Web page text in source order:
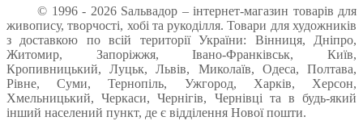
© 1996 - 2026 Sальвадор – інтернет-магазин товарів для
живопису, творчості, хобі та рукоділля. Товари для художників
з доставкою по всій території України: Вінниця, Дніпро,
Житомир, Запоріжжя, Івано-Франківськ, Київ,
Кропивницький, Луцьк, Львів, Миколаїв, Одеса, Полтава,
Рівне, Суми, Тернопіль, Ужгород, Харків, Херсон,
Хмельницький, Черкаси, Чернігів, Чернівці та в будь-який
інший населений пункт, де є відділення Нової пошти.